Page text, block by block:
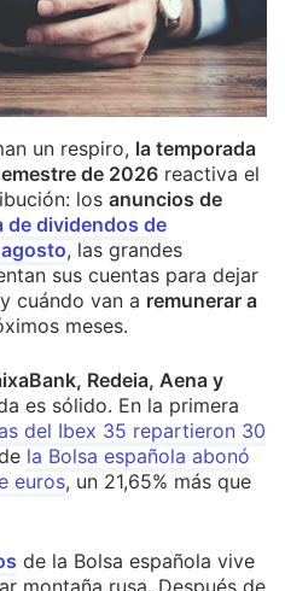
un respiro, la temporada
de 2026 reactiva el
los anuncios de
de dividendos de
, las grandes
sus cuentas para dejar
cuándo van a remunerar a
meses.
Redeia, Aena y
es sólido. En la primera
del Ibex 35 repartieron 30
la Bolsa española abonó
euros, un 21,65% más que
de la Bolsa española vive